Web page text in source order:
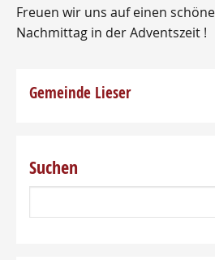
Freuen wir uns auf einen
Nachmittag in der Adventszeit !
Gemeinde Lieser
Suchen